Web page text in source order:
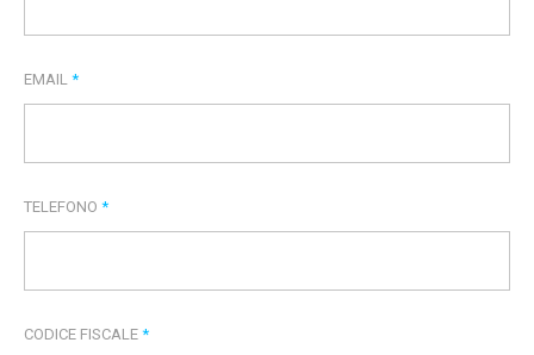
EMAIL *
TELEFONO *
CODICE FISCALE *